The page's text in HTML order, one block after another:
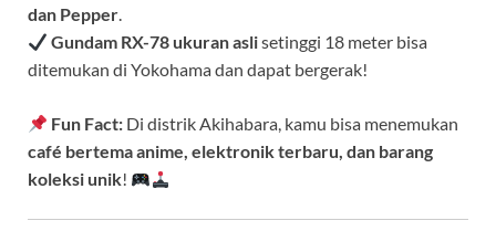
dan Pepper.
Gundam RX-78 ukuran aslisetinggi 18 meter bisa
ditemukan di Yokohama dan dapat bergerak!
Fun Fact: Di distrik Akihabara, kamu bisa menemukan
café bertema anime, elektronik terbaru, dan barang
koleksi unik!